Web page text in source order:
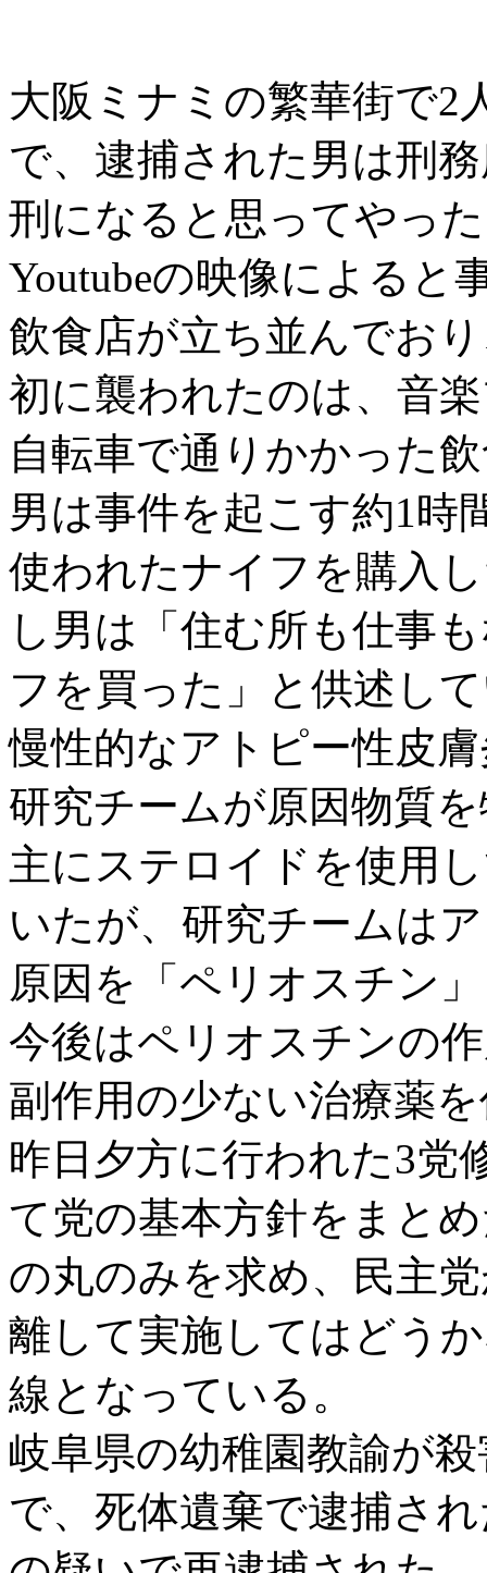
大阪ミナミの繁華街で2
で、逮捕された男は刑
刑になると思ってやっ
Youtubeの映像によると
飲食店が立ち並んでお
初に襲われたのは、音
自転車で通りかかった
男は事件を起こす約1時
使われたナイフを購入
し男は「住む所も仕事
フを買った」と供述し
慢性的なアトピー性皮
研究チームが原因物質
主にステロイドを使用
いたが、研究チームは
原因を「ペリオスチン
今後はペリオスチンの
副作用の少ない治療薬
昨日夕方に行われた3党
て党の基本方針をまと
の丸のみを求め、民主
離して実施してはどう
線となっている。
岐阜県の幼稚園教諭が
で、死体遺棄で逮捕さ